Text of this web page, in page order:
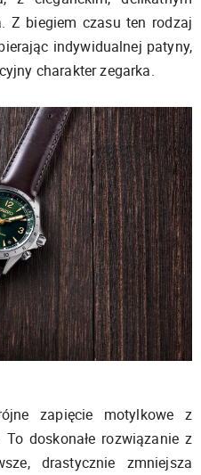
Z biegiem czasu ten rodzaj
indywidualnej patyny,
charakter zegarka.
zapięcie motylkowe z
doskonałe rozwiązanie z
drastycznie zmniejsza